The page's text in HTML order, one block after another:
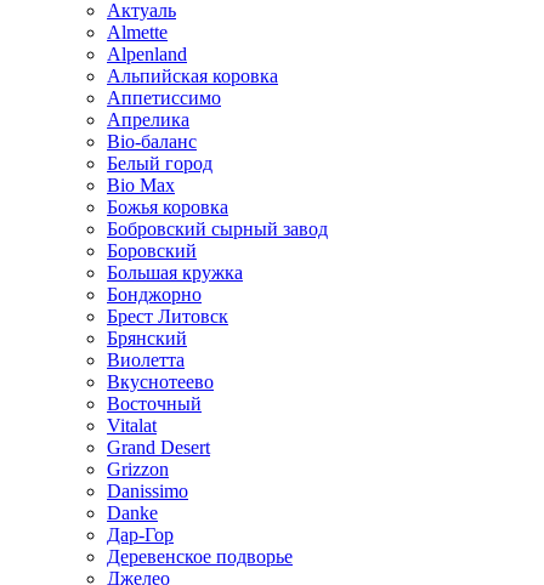
Актуаль
Almette
Alpenland
Альпийская коровка
Аппетиссимо
Апрелика
Bio-баланс
Белый город
Bio Max
Божья коровка
Бобровский сырный завод
Боровский
Большая кружка
Бонджорно
Брест Литовск
Брянский
Виолетта
Вкуснотеево
Восточный
Vitalat
Grand Desert
Grizzon
Danissimo
Danke
Дар-Гор
Деревенское подворье
Джелео